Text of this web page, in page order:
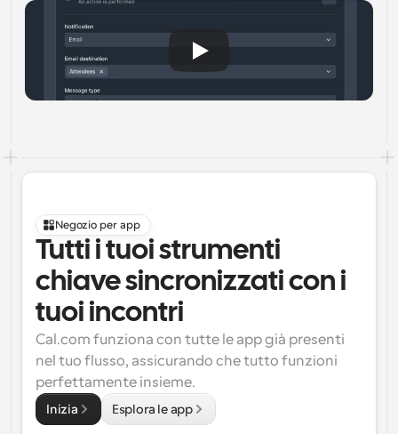
Negozio per app
Tutti i tuoi strumenti
chiave sincronizzati con i
tuoi incontri
Cal.com funziona con tutte le app già presenti
nel tuo flusso, assicurando che tutto funzioni
perfettamente insieme.
Inizia Esplora le app